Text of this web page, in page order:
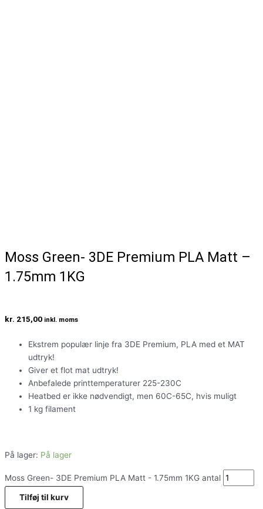
Moss Green- 3DE Premium PLA Matt –
1.75mm 1KG
kr. 215,00 inkl. moms
Ekstrem populær linje fra 3DE Premium, PLA med et MAT
udtryk!
Giver et flot mat udtryk!
Anbefalede printtemperaturer 225-230C
Heatbed er ikke nødvendigt, men 60C-65C, hvis muligt
1 kg filament
På lager: På lager
Moss Green- 3DE Premium PLA Matt - 1.75mm 1KG antal
Tilføj til kurv